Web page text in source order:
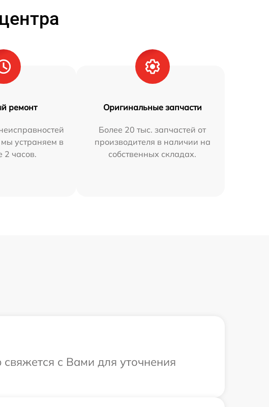
ремонт
устраняем в
2 часов.
Оригинальные запчасти
Более 20 тыс. запчастей от
производителя в наличии на
собственных складах.
с Вами для уточнения